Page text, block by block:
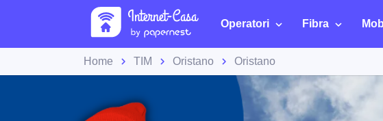
Operatori Fibra
Home TIM Oristano Oristano